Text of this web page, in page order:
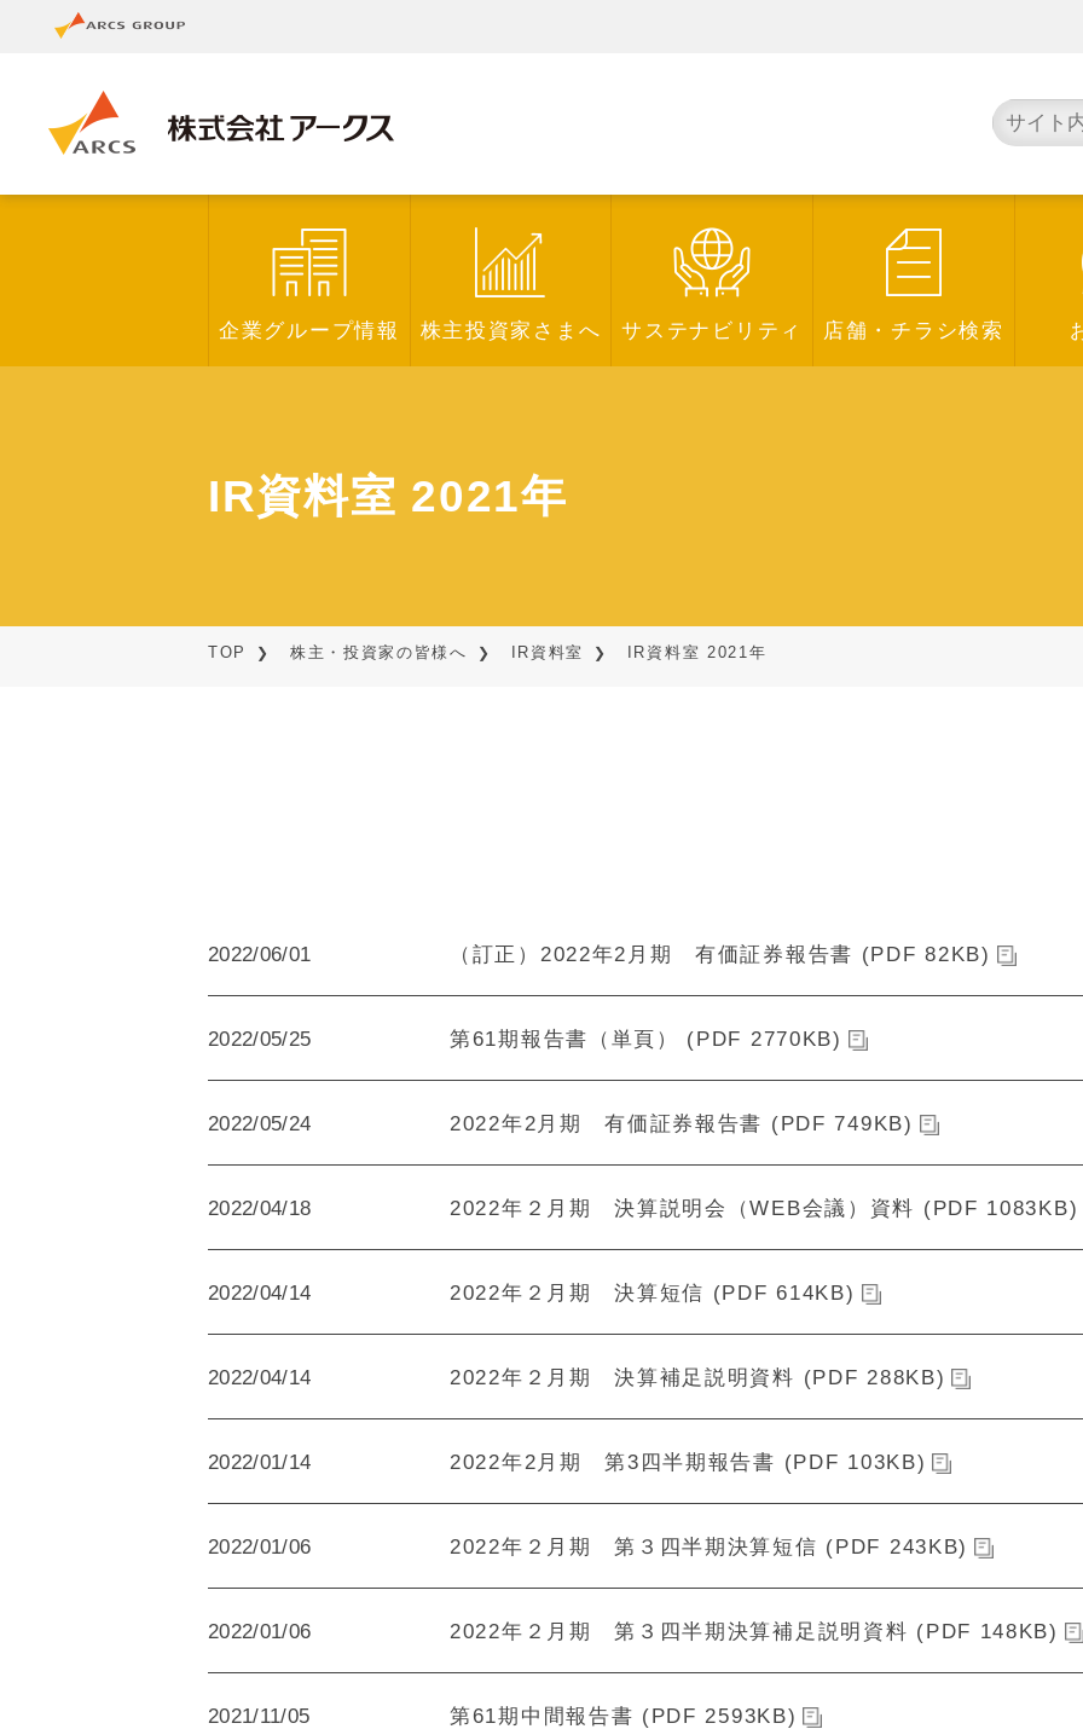
企業グループ情報 株主投資家さまへ サステナビリティ 店舗・チラシ検索
IR資料室 2021年
TOP 株主・投資家の皆様へ IR資料室 IR資料室 2021年
2022/06/01 （訂正）2022年2月期 有価証券報告書 (PDF 82KB)
2022/05/25 第61期報告書（単頁） (PDF 2770KB)
2022/05/24 2022年2月期 有価証券報告書 (PDF 749KB)
2022/04/18 2022年２月期 決算説明会（WEB会議）資料 (PDF 1083KB)
2022/04/14 2022年２月期 決算短信 (PDF 614KB)
2022/04/14 2022年２月期 決算補足説明資料 (PDF 288KB)
2022/01/14 2022年2月期 第3四半期報告書 (PDF 103KB)
2022/01/06 2022年２月期 第３四半期決算短信 (PDF 243KB)
2022/01/06 2022年２月期 第３四半期決算補足説明資料 (PDF 148KB)
2021/11/05 第61期中間報告書 (PDF 2593KB)